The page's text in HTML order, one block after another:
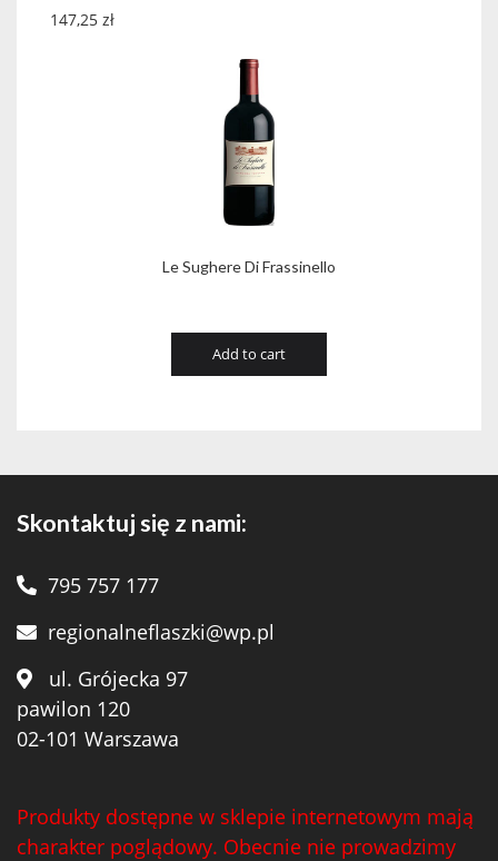
Le Sughere Di Frassinello
147,25 zł
Add to cart
Skontaktuj się z nami:
795 757 177
regionalneflaszki@wp.pl
ul. Grójecka 97
pawilon 120
02-101 Warszawa
Produkty dostępne w sklepie internetowym mają
charakter poglądowy. Obecnie nie prowadzimy